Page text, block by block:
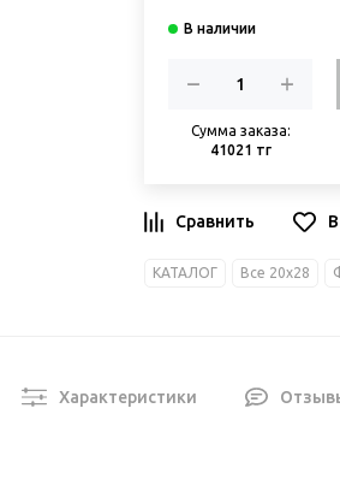
Сумма заказа:
41021 тг
КАТАЛОГ Все 20х28
Характеристики